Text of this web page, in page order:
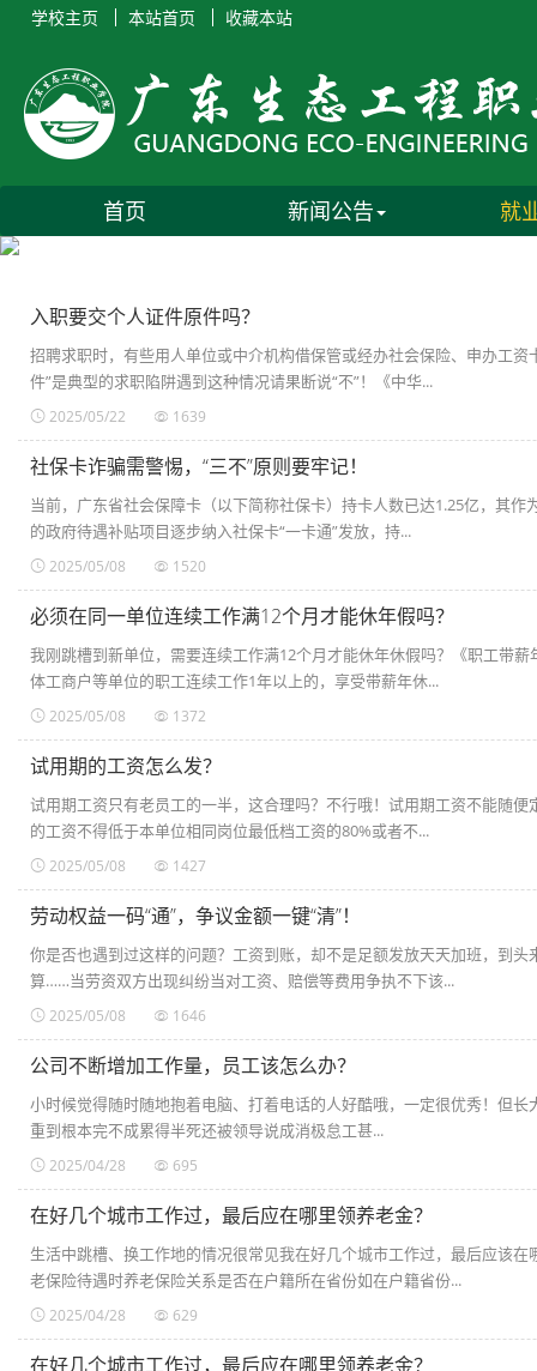
学校主页 本站首页 收藏本站
首页 新闻公告 就
入职要交个人证件原件吗？
招聘求职时，有些用人单位或中介机构借保管或经办社会保险、申办工
件”是典型的求职陷阱遇到这种情况请果断说“不”！《中华...
2025/05/22 1639
社保卡诈骗需警惕，“三不”原则要牢记！
当前，广东省社会保障卡（以下简称社保卡）持卡人数已达1.25亿，其
的政府待遇补贴项目逐步纳入社保卡“一卡通”发放，持...
2025/05/08 1520
必须在同一单位连续工作满12个月才能休年假吗？
我刚跳槽到新单位，需要连续工作满12个月才能休年休假吗？《职工带
体工商户等单位的职工连续工作1年以上的，享受带薪年休...
2025/05/08 1372
试用期的工资怎么发？
试用期工资只有老员工的一半，这合理吗？不行哦！试用期工资不能随
的工资不得低于本单位相同岗位最低档工资的80%或者不...
2025/05/08 1427
劳动权益一码“通”，争议金额一键“清”！
你是否也遇到过这样的问题？工资到账，却不是足额发放天天加班，到
算……当劳资双方出现纠纷当对工资、赔偿等费用争执不下该...
2025/05/08 1646
公司不断增加工作量，员工该怎么办？
小时候觉得随时随地抱着电脑、打着电话的人好酷哦，一定很优秀！但
重到根本完不成累得半死还被领导说成消极怠工甚...
2025/04/28 695
在好几个城市工作过，最后应在哪里领养老金？
生活中跳槽、换工作地的情况很常见我在好几个城市工作过，最后应该
老保险待遇时养老保险关系是否在户籍所在省份如在户籍省份...
2025/04/28 629
在好几个城市工作过，最后应在哪里领养老金？